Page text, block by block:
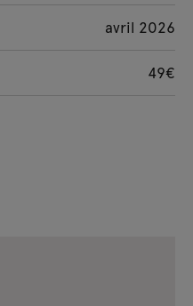
avril 2026
49€